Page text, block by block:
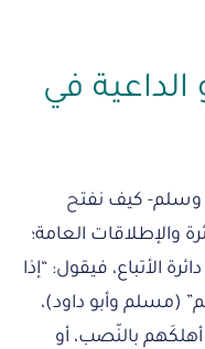
في
وسلم- كيف نفتح
والإطلاقات العامة؛
الأتباع، فيقول: “إذا
(مسلم وأبو داود)،
أهلكَهم بالنّصب، أو